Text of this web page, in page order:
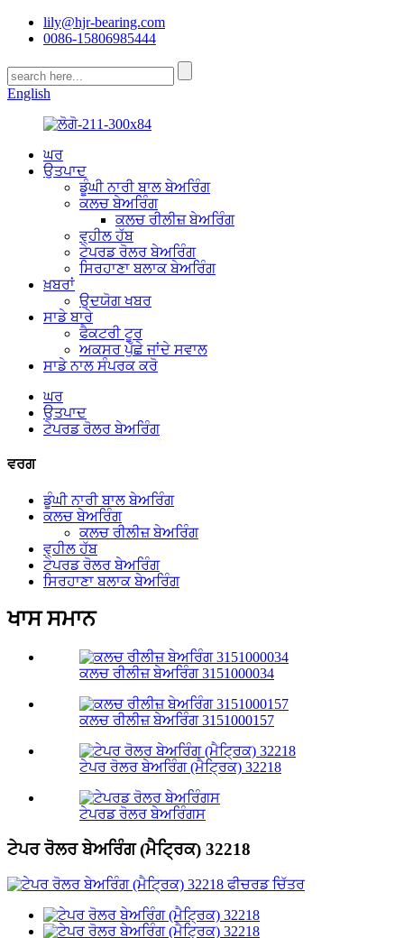
lily@hjr-bearing.com
0086-15806985444
English
ਘਰ
ਉਤਪਾਦ
ਡੂੰਘੀ ਨਾਰੀ ਬਾਲ ਬੇਅਰਿੰਗ
ਕਲਚ ਬੇਅਰਿੰਗ
ਕਲਚ ਰੀਲੀਜ਼ ਬੇਅਰਿੰਗ
ਵ੍ਹੀਲ ਹੱਬ
ਟੇਪਰਡ ਰੋਲਰ ਬੇਅਰਿੰਗ
ਸਿਰਹਾਣਾ ਬਲਾਕ ਬੇਅਰਿੰਗ
ਖ਼ਬਰਾਂ
ਉਦਯੋਗ ਖਬਰ
ਸਾਡੇ ਬਾਰੇ
ਫੈਕਟਰੀ ਟੂਰ
ਅਕਸਰ ਪੁੱਛੇ ਜਾਂਦੇ ਸਵਾਲ
ਸਾਡੇ ਨਾਲ ਸੰਪਰਕ ਕਰੋ
ਘਰ
ਉਤਪਾਦ
ਟੇਪਰਡ ਰੋਲਰ ਬੇਅਰਿੰਗ
ਵਰਗ
ਡੂੰਘੀ ਨਾਰੀ ਬਾਲ ਬੇਅਰਿੰਗ
ਕਲਚ ਬੇਅਰਿੰਗ
ਕਲਚ ਰੀਲੀਜ਼ ਬੇਅਰਿੰਗ
ਵ੍ਹੀਲ ਹੱਬ
ਟੇਪਰਡ ਰੋਲਰ ਬੇਅਰਿੰਗ
ਸਿਰਹਾਣਾ ਬਲਾਕ ਬੇਅਰਿੰਗ
ਖਾਸ ਸਮਾਨ
ਕਲਚ ਰੀਲੀਜ਼ ਬੇਅਰਿੰਗ 3151000034
ਕਲਚ ਰੀਲੀਜ਼ ਬੇਅਰਿੰਗ 3151000157
ਟੇਪਰ ਰੋਲਰ ਬੇਅਰਿੰਗ (ਮੈਟ੍ਰਿਕ) 32218
ਟੇਪਰਡ ਰੋਲਰ ਬੇਅਰਿੰਗਸ
ਟੇਪਰ ਰੋਲਰ ਬੇਅਰਿੰਗ (ਮੈਟ੍ਰਿਕ) 32218